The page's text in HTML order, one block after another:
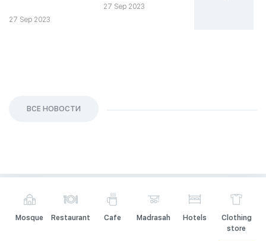
27 Sep 2023
27 Sep 2023
ВСЕ НОВОСТИ
Mosque Restaurant Cafe Madrasah Hotels
Clothing
store